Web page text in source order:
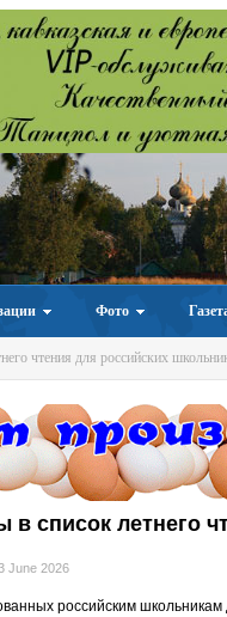
Фото
чтения для российских
список летнего
June 2026
российским школьникам